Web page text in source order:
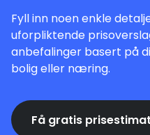
Fyll inn noen enkle
uforpliktende
anbefalinger basert på
bolig eller næring.
Få gratis prisestimat